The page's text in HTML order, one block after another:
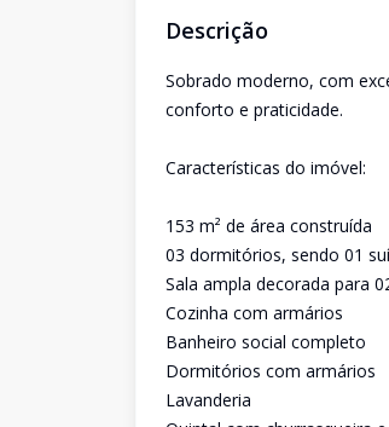
Descrição
Sobrado moderno, com
conforto e praticidade.
Características do imóvel:
153 m² de área construída
03 dormitórios, sendo 01
Sala ampla decorada para
Cozinha com armários
Banheiro social completo
Dormitórios com armários
Lavanderia